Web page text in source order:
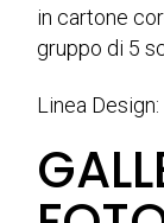
in cartone
gruppo di 5
Linea Design: